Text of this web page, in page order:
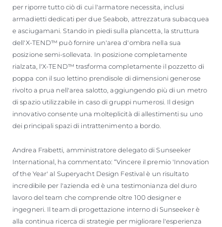
per riporre tutto ciò di cui l'armatore necessita, inclusi
armadietti dedicati per due Seabob, attrezzatura subacquea
e asciugamani. Stando in piedi sulla plancetta, la struttura
dell'X-TEND™ può fornire un'area d'ombra nella sua
posizione semi-sollevata. In posizione completamente
rialzata, l'X-TEND™ trasforma completamente il pozzetto di
poppa con il suo lettino prendisole di dimensioni generose
rivolto a prua nell'area salotto, aggiungendo più di un metro
di spazio utilizzabile in caso di gruppi numerosi. Il design
innovativo consente una molteplicità di allestimenti su uno
dei principali spazi di intrattenimento a bordo.
Andrea Frabetti, amministratore delegato di Sunseeker
International, ha commentato: “Vincere il premio 'Innovation
of the Year' al Superyacht Design Festival è un risultato
incredibile per l'azienda ed è una testimonianza del duro
lavoro del team che comprende oltre 100 designer e
ingegneri. Il team di progettazione interno di Sunseeker è
alla continua ricerca di strategie per migliorare l'esperienza